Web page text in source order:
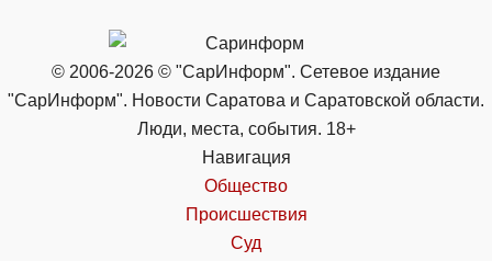
© 2006-2026 © "СарИнформ". Сетевое издание
"СарИнформ". Новости Саратова и Саратовской области.
Люди, места, события. 18+
Навигация
Общество
Происшествия
Суд